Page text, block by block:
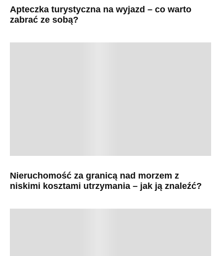
Apteczka turystyczna na wyjazd – co warto
zabrać ze sobą?
Nieruchomość za granicą nad morzem z
niskimi kosztami utrzymania – jak ją znaleźć?